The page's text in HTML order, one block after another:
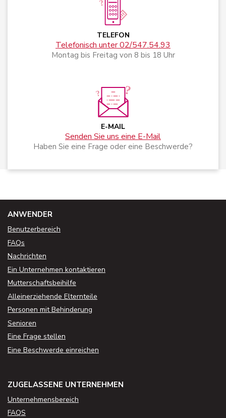
TELEFON
Telefonisch unter 02/547.54.93
Montag bis Freitag von 8 bis 18 Uhr
E-MAIL
Senden Sie uns eine E-Mail
Haben Sie eine Frage oder eine Beschwerde?
ANWENDER
Benutzerbereich
FAQs
Nachrichten
Ein Unternehmen kontaktieren
Mutterschaftsbeihilfe
Alleinerziehende Elternteile
Personen mit Behinderung
Senioren
Eine Frage stellen
Eine Beschwerde einreichen
ZUGELASSENE UNTERNEHMEN
Unternehmensbereich
FAQS